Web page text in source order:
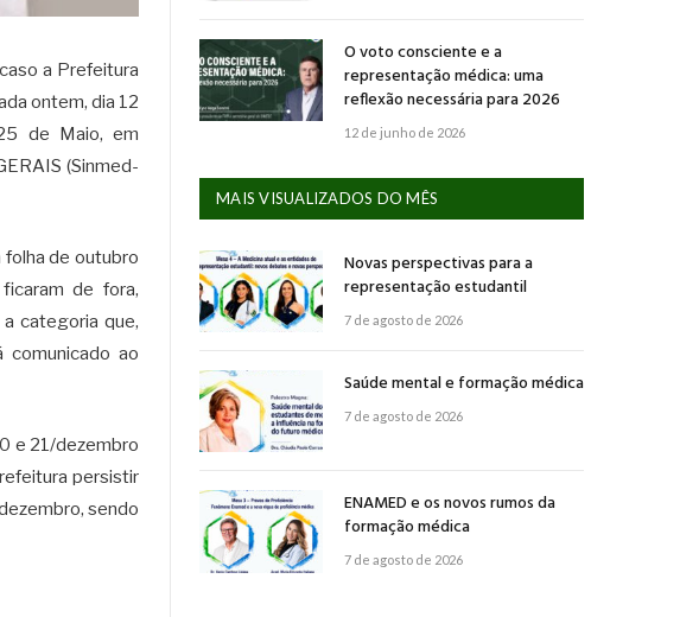
a Prefeitura
ontem, dia 12
de Maio, em
(Sinmed-
de outubro
de fora,
categoria que,
ao
e 21/dezembro
persistir
sendo
O voto consciente e a
representação médica: uma
reflexão necessária para 2026
12 de junho de 2026
MAIS VISUALIZADOS DO MÊS
Novas perspectivas para a
representação estudantil
7 de agosto de 2026
Saúde mental e formação médica
7 de agosto de 2026
ENAMED e os novos rumos da
formação médica
7 de agosto de 2026